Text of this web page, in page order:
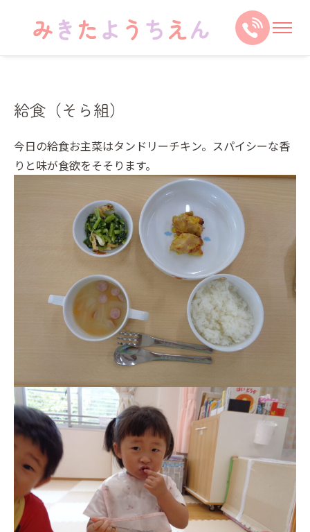
給食（そら組）
今日の給食お主菜はタンドリーチキン。スパイシーな香
りと味が食欲をそそります。